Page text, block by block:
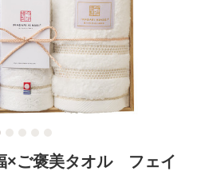
ご褒美タオル フェイ